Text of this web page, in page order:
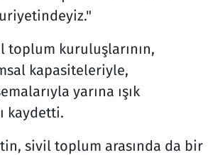
toplum kuruluşlarının,
kapasiteleriyle,
yarına ışık
kaydetti.
sivil toplum arasında da bir